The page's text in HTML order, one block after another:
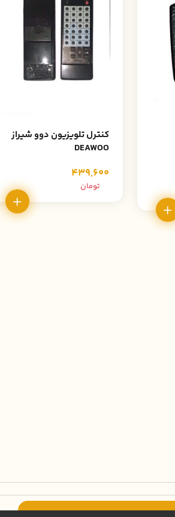
کنترل تلویزیون دوو شیراز
DEAWOO
439,600
تومان